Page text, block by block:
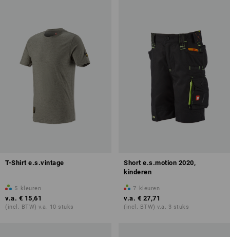
T-Shirt e.s.vintage
5 kleuren
v.a. € 15,61
(incl. BTW) v.a. 10 stuks
Short e.s.motion 2020,
kinderen
7 kleuren
v.a. € 27,71
(incl. BTW) v.a. 3 stuks